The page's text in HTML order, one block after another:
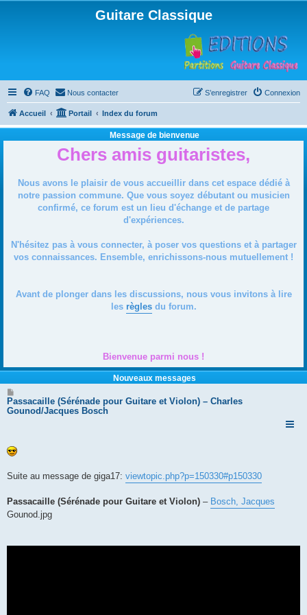
Guitare Classique
FAQ Nous contacter Connexion
S’enregistrer
Accueil Portail Index du forum
Message de bienvenue
Chers amis guitaristes,
Nous avons le plaisir de vous accueillir dans cet espace dédié à
notre passion commune. Que vous soyez débutant ou musicien
confirmé, ce forum est un lieu d'échange et de partage
d'expériences.
N'hésitez pas à vous connecter, à poser vos questions et à partager
vos connaissances. Ensemble, enrichissons-nous mutuellement !
Avant de plonger dans les discussions, nous vous invitons à lire
les règlesdu forum.
Bienvenue parmi nous !
Nouveaux messages
e
s
e
Passacaille (Sérénade pour Guitare et Violon) – Charles
Gounod/Jacques Bosch
Suite au message de giga17: viewtopic.php?p=150330#p150330
Passacaille (Sérénade pour Guitare et Violon) – Bosch, Jacques
Gounod.jpg